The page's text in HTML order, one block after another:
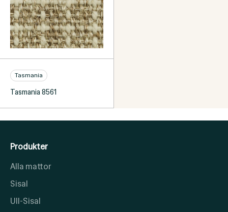
Tasmania
Tasmania 8561
Produkter
Alla mattor
Sisal
Ull-Sisal